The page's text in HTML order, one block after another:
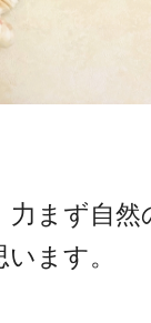
力まず自
ます。